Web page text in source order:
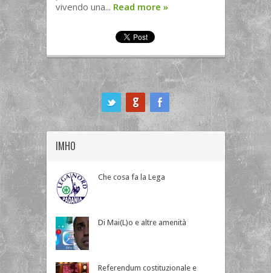
vivendo una... Read more »
IMHO
Che cosa fa la Lega
Di Mai(L)o e altre amenità
Referendum costituzionale e